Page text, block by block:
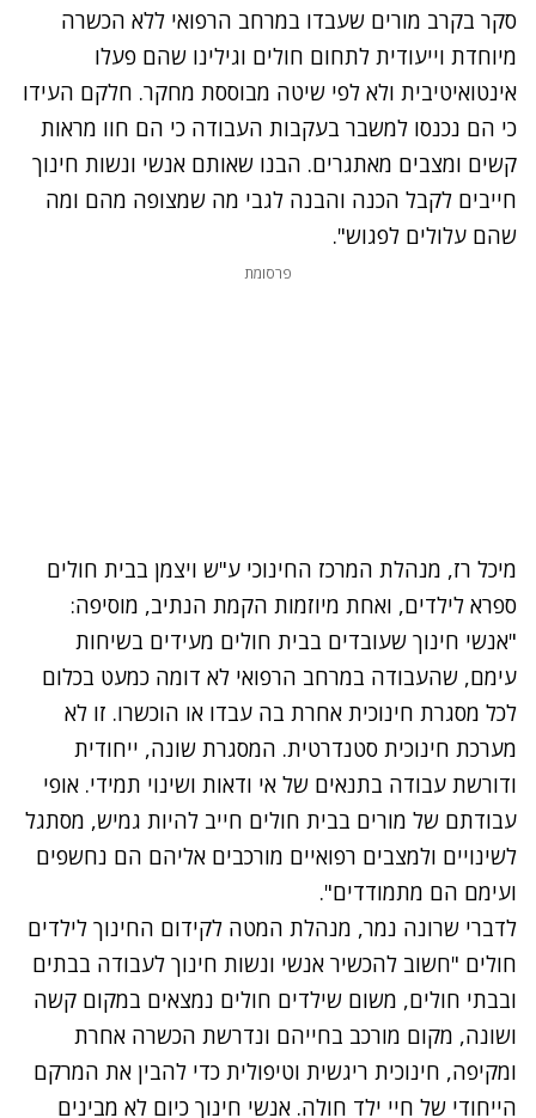
סקר בקרב מורים שעבדו במרחב הרפואי ללא הכשרה
מיוחדת וייעודית לתחום חולים וגילינו שהם פעלו
אינטואיטיבית ולא לפי שיטה מבוססת מחקר. חלקם העידו
כי הם נכנסו למשבר בעקבות העבודה כי הם חוו מראות
קשים ומצבים מאתגרים. הבנו שאותם אנשי ונשות חינוך
חייבים לקבל הכנה והבנה לגבי מה שמצופה מהם ומה
שהם עלולים לפגוש".
פרסומת
מיכל רז, מנהלת המרכז החינוכי ע"ש ויצמן בבית חולים
ספרא לילדים, ואחת מיוזמות הקמת הנתיב, מוסיפה:
"אנשי חינוך שעובדים בבית חולים מעידים בשיחות
עימם, שהעבודה במרחב הרפואי לא דומה כמעט בכלום
לכל מסגרת חינוכית אחרת בה עבדו או הוכשרו. זו לא
מערכת חינוכית סטנדרטית. המסגרת שונה, ייחודית
ודורשת עבודה בתנאים של אי ודאות ושינוי תמידי. אופי
עבודתם של מורים בבית חולים חייב להיות גמיש, מסתגל
לשינויים ולמצבים רפואיים מורכבים אליהם הם נחשפים
ועימם הם מתמודדים".
לדברי שרונה נמר, מנהלת המטה לקידום החינוך לילדים
חולים "חשוב להכשיר אנשי ונשות חינוך לעבודה בבתים
ובבתי חולים, משום שילדים חולים נמצאים במקום קשה
ושונה, מקום מורכב בחייהם ונדרשת הכשרה אחרת
ומקיפה, חינוכית ריגשית וטיפולית כדי להבין את המרקם
הייחודי של חיי ילד חולה. אנשי חינוך כיום לא מבינים